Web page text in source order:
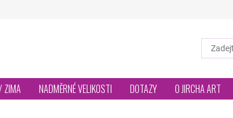
ZIMA NADMĚRNÉ VELIKOSTI DOTAZY O JIRCHA ART